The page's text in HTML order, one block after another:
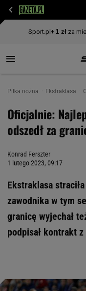
Piłka nożna Ekstraklasa
Oficjalnie:
odszedł za
Konrad Ferszter
1 lutego 2023, 09:17
Ekstraklasa
zawodnika w tym
granicę wyjechał
podpisał kontrakt